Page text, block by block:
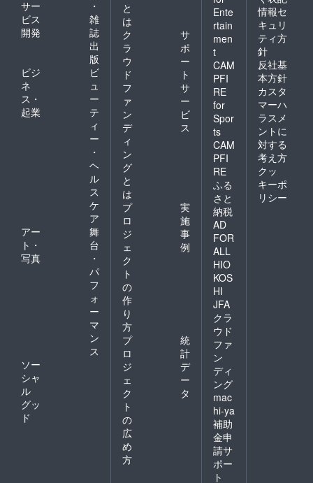
サー
ビス
開発
・
雑
誌
出
版
ビジ
ネ
ス・
起業
ビ
ュ
ー
テ
ィ
ー
・
ヘ
ル
ス
ケ
ア
アー
ト・
写真
舞
台
・
パ
フ
ォ
ー
マ
ン
ス
ソー
シャ
ル
グッ
ド
と
は
ク
ラ
ウ
ド
フ
ァ
ン
デ
ィ
ン
グ
と
は
サ
ポ
ー
ト
サ
ー
ビ
ス
プ
ロ
ジ
ェ
ク
ト
の
作
り
方
実
施
事
例
プ
ロ
ジ
ェ
ク
ト
の
広
め
方
統
計
デ
ー
タ
Ente
rtain
men
t
CAM
PFI
RE
for
Spor
ts
CAM
PFI
RE
ふる
さと
納税
AD
FOR
ALL
HIO
KOS
HI
JFA
クラ
ウド
ファ
ン
ディ
ング
mac
hi-ya
補助
金申
請サ
ポー
ト
情報セ
キュリ
ティ方
針
反社基
本方針
カスタ
マーハ
ラスメ
ントに
対する
考え方
クッ
キーポ
リシー